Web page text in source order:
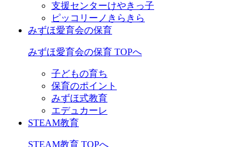
支援センターけやきっ子
ピッコリーノきらきら
みずほ愛育会の保育
みずほ愛育会の保育 TOPへ
子どもの育ち
保育のポイント
みずほ式教育
エデュカーレ
STEAM教育
STEAM教育 TOPへ